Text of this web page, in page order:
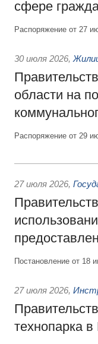
сфере
Распоряжение от 27
30 июля 2026,
области на
Распоряжение от 29
27 июля 2026,
Постановление от 18
27 июля 2026,
технопарка